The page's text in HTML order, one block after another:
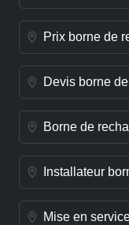
Prix borne de
Devis borne
Borne de
Installateur
Mise en